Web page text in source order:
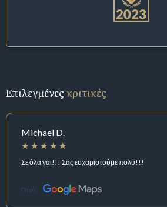
Επιλεγμένεςκριτικές
Michael D.
Σε όλα ναι!!! Σας ευχαριστούμε πολύ!!!
Πηγή: